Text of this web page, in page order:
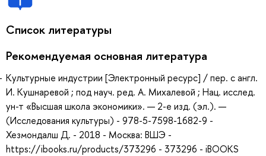
Список литературы
Рекомендуемая основная литература
Культурные индустрии [Электронный ресурс] / пер. с англ.
И. Кушнаревой ; под науч. ред. А. Михалевой ; Нац. исслед.
ун-т «Высшая школа экономики». — 2-е изд. (эл.). —
(Исследования культуры) - 978-5-7598-1682-9 -
Хезмондалш Д. - 2018 - Москва: ВШЭ -
https://ibooks.ru/products/373296 - 373296 - iBOOKS